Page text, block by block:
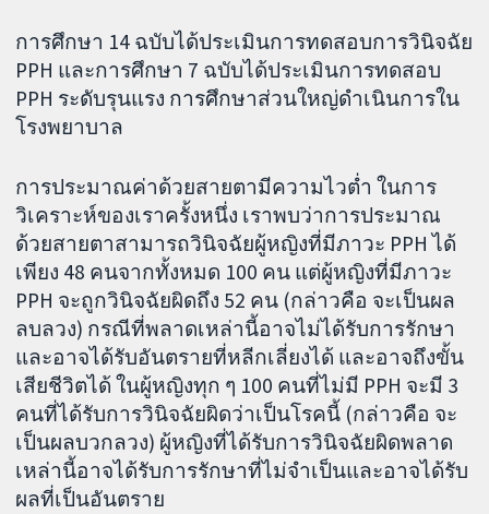
การศึกษา 14 ฉบับได้ประเมินการทดสอบการวินิจฉัย
PPH และการศึกษา 7 ฉบับได้ประเมินการทดสอบ
PPH ระดับรุนแรง การศึกษาส่วนใหญ่ดำเนินการใน
โรงพยาบาล
การประมาณค่าด้วยสายตามีความไวต่ำ ในการ
วิเคราะห์ของเราครั้งหนึ่ง เราพบว่าการประมาณ
ด้วยสายตาสามารถวินิจฉัยผู้หญิงที่มีภาวะ PPH ได้
เพียง 48 คนจากทั้งหมด 100 คน แต่ผู้หญิงที่มีภาวะ
PPH จะถูกวินิจฉัยผิดถึง 52 คน (กล่าวคือ จะเป็นผล
ลบลวง) กรณีที่พลาดเหล่านี้อาจไม่ได้รับการรักษา
และอาจได้รับอันตรายที่หลีกเลี่ยงได้ และอาจถึงขั้น
เสียชีวิตได้ ในผู้หญิงทุก ๆ 100 คนที่ไม่มี PPH จะมี 3
คนที่ได้รับการวินิจฉัยผิดว่าเป็นโรคนี้ (กล่าวคือ จะ
เป็นผลบวกลวง) ผู้หญิงที่ได้รับการวินิจฉัยผิดพลาด
เหล่านี้อาจได้รับการรักษาที่ไม่จำเป็นและอาจได้รับ
ผลที่เป็นอันตราย